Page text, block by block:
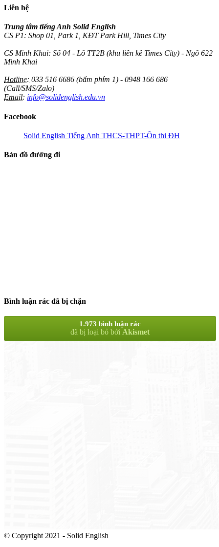
Liên hệ
Trung tâm tiếng Anh Solid English
CS P1: Shop 01, Park 1, KĐT Park Hill, Times City
CS Minh Khai: Số 04 - Lô TT2B (khu liền kề Times City) - Ngõ 622
Minh Khai
Hotline: 033 516 6686 (bấm phím 1) - 0948 166 686
(Call/SMS/Zalo)
Email: info@solidenglish.edu.vn
Facebook
Solid English Tiếng Anh THCS-THPT-Ôn thi ĐH
Bản đồ đường đi
Bình luận rác đã bị chặn
1.973 bình luận rác
đã bị loại bỏ bởi Akismet
© Copyright 2021 - Solid English